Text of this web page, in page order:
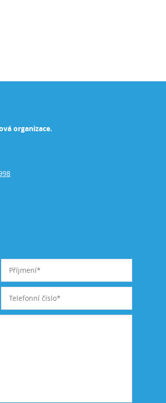
organizace.